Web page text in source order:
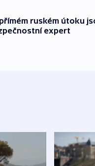
ruském útoku
expert